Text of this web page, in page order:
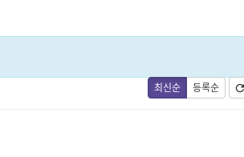
최신순 등록순